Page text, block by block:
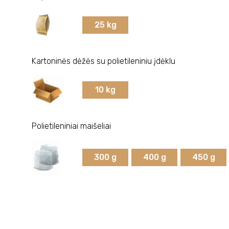
25 kg
Kartoninės dėžės su polietileniniu įdėklu
10 kg
Polietileniniai maišeliai
300 g 400 g 450 g